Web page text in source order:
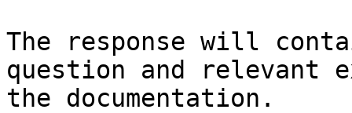
The response will
question and relevant
the documentation.